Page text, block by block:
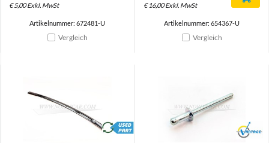
€5,00 Exkl. MwSt
Artikelnummer: 672481-U
Vergleich
€16,00 Exkl. MwSt
Artikelnummer: 654367-U
Vergleich
brand Brand